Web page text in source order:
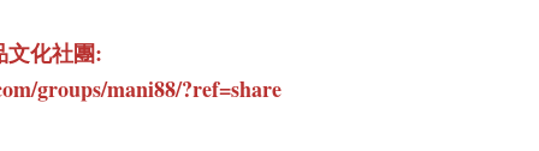
文化社團:
groups/mani88/?ref=share